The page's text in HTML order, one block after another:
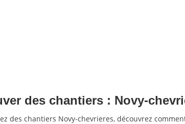
des chantiers : Novy-
des chantiers Novy-chevrieres, découvrez